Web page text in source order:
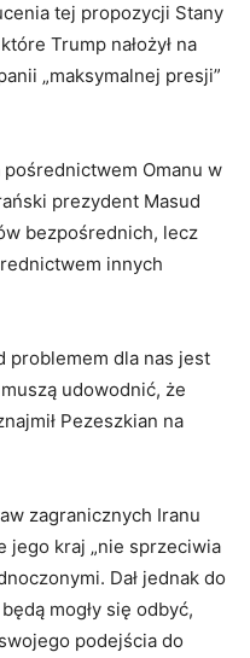
tej propozycji Stany
Trump nałożył na
„maksymalnej presji”
Omanu w
prezydent Masud
bezpośrednich, lecz
innych
problemem dla nas jest
udowodnić, że
Pezeszkian na
zagranicznych Iranu
jego kraj „nie sprzeciwia
Dał jednak do
mogły się odbyć,
podejścia do